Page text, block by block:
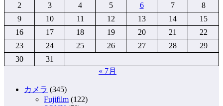
ジ
送
り
2
3 4 5 6 7
8
9
10 11 12 13 14
15
16
17 18 19 20 21
22
23
24 25 26 27 28
29
30
31
« 7月
カメラ (345)
Fujifilm (122)